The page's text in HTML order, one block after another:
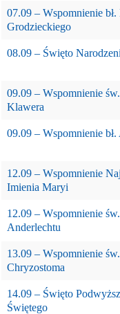
07.09 – Wspomnienie
Grodzieckiego
08.09 – Święto
09.09 – Wspomnienie
Klawera
09.09 – Wspomnienie
12.09 – Wspomnienie
Imienia Maryi
12.09 – Wspomnienie
Anderlechtu
13.09 – Wspomnienie
Chryzostoma
14.09 – Święto
Świętego